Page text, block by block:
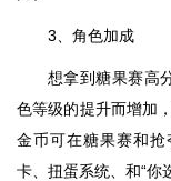
3、角色加成
想拿到糖果赛高
色等级的提升而增加
金币可在糖果赛和
卡、扭蛋系统、和“你